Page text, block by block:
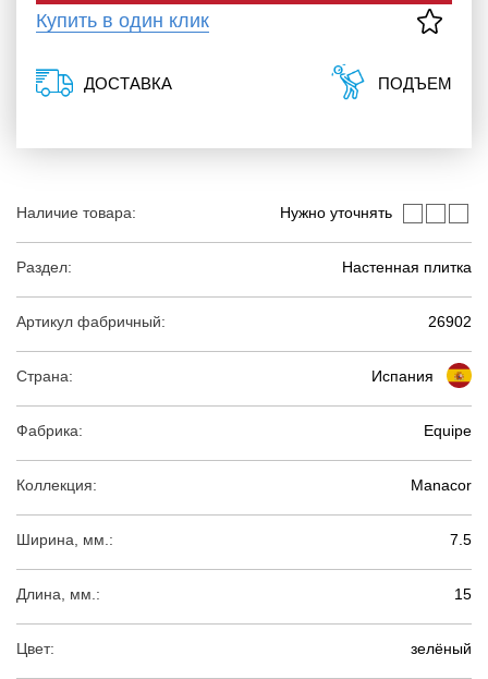
Наличие товара: Нужно уточнять
Раздел: Настенная плитка
Артикул фабричный: 26902
Страна: Испания
Фабрика: Equipe
Коллекция: Manacor
Ширина, мм.: 7.5
Длина, мм.: 15
Цвет: зелёный
Купить в один клик
ДОСТАВКА ПОДЪЕМ